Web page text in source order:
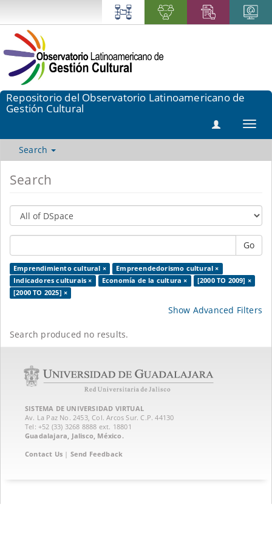
Repositorio del Observatorio Latinoamericano de
Gestión Cultural
Search
Search
Go
Emprendimiento cultural ×
Empreendedorismo cultural ×
Indicadores culturais ×
Economía de la cultura ×
[2000 TO 2009] ×
[2000 TO 2025] ×
Show Advanced Filters
Search produced no results.
SISTEMA DE UNIVERSIDAD VIRTUAL
Av. La Paz No. 2453, Col. Arcos Sur. C.P. 44130
Tel: +52 (33) 3268 8888‏ ext. 18801
Guadalajara, Jalisco, México.
Contact Us | Send Feedback